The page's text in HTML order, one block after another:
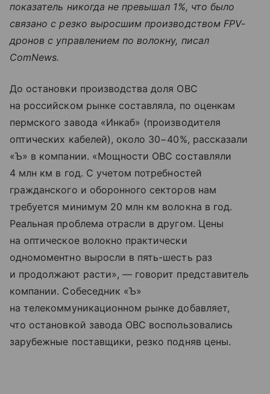
показатель никогда не превышал 1%, что было
связано с резко выросшим производством FPV-
дронов с управлением по волокну, писал
ComNews.
До остановки производства доля ОВС
на российском рынке составляла, по оценкам
пермского завода «Инкаб» (производителя
оптических кабелей), около 30−40%, рассказали
«Ъ» в компании. «Мощности ОВС составляли
4 млн км в год. С учетом потребностей
гражданского и оборонного секторов нам
требуется минимум 20 млн км волокна в год.
Реальная проблема отрасли в другом. Цены
на оптическое волокно практически
одномоментно выросли в пять-шесть раз
и продолжают расти», — говорит представитель
компании. Собеседник «Ъ»
на телекоммуникационном рынке добавляет,
что остановкой завода ОВС воспользовались
зарубежные поставщики, резко подняв цены.